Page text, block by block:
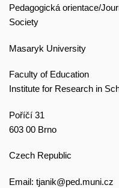
Pedagogická orientace/
Society
Masaryk University
Faculty of Education
Institute for Research in
Poříčí 31
603 00 Brno
Czech Republic
Email: tjanik@ped.muni.cz